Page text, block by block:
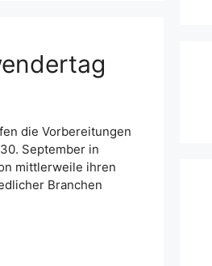
die Vorbereitungen
September in
mittlerweile ihren
Branchen